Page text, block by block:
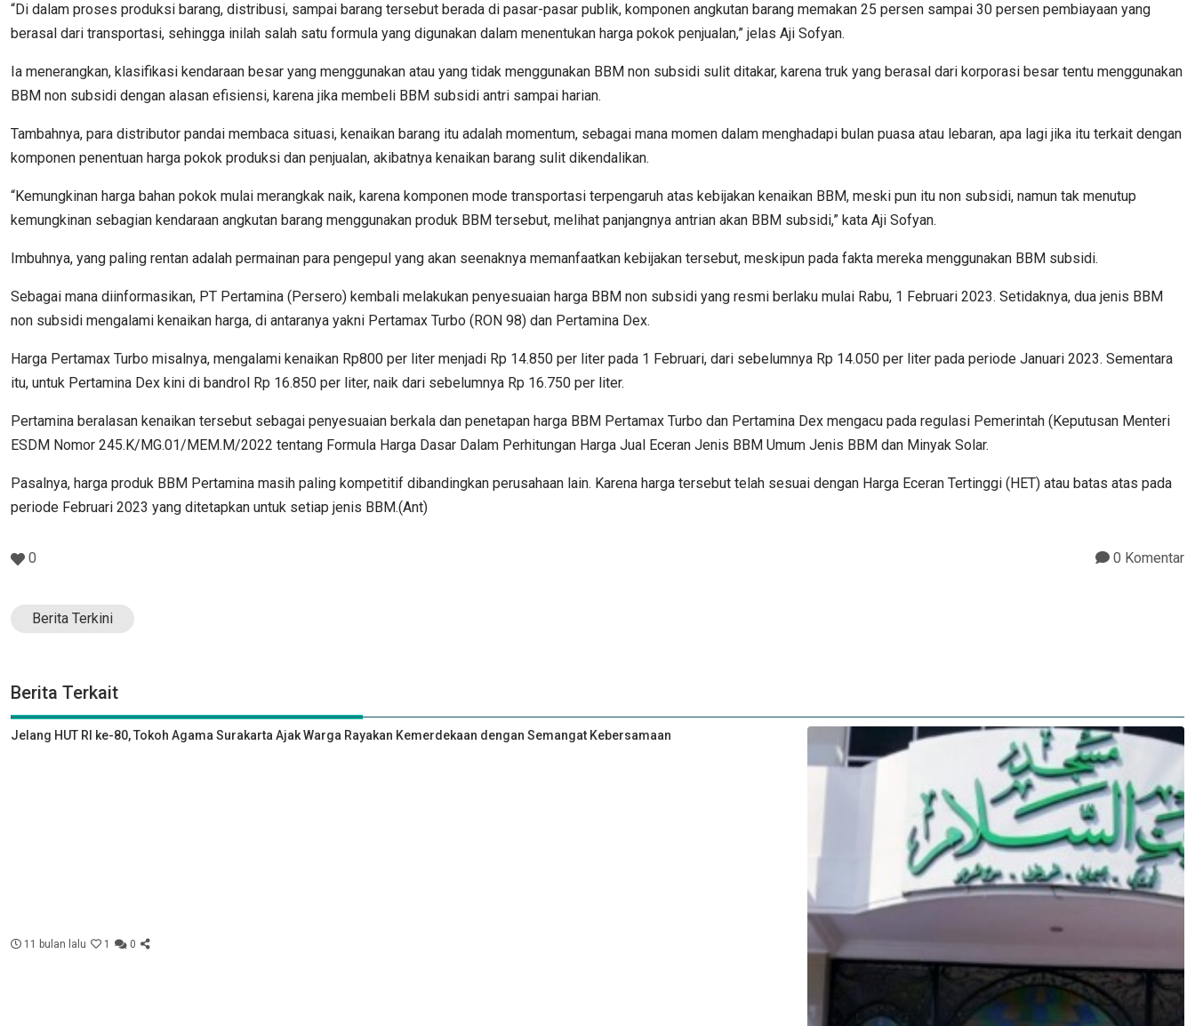
“Di dalam proses produksi barang, distribusi, sampai barang tersebut berada di pasar-pasar publik, komponen angkutan barang memakan 25 persen sampai 30 persen pembiayaan yang
berasal dari transportasi, sehingga inilah salah satu formula yang digunakan dalam menentukan harga pokok penjualan,” jelas Aji Sofyan.
Ia menerangkan, klasifikasi kendaraan besar yang menggunakan atau yang tidak menggunakan BBM non subsidi sulit ditakar, karena truk yang berasal dari korporasi besar tentu menggunakan
BBM non subsidi dengan alasan efisiensi, karena jika membeli BBM subsidi antri sampai harian.
Tambahnya, para distributor pandai membaca situasi, kenaikan barang itu adalah momentum, sebagai mana momen dalam menghadapi bulan puasa atau lebaran, apa lagi jika itu terkait dengan
komponen penentuan harga pokok produksi dan penjualan, akibatnya kenaikan barang sulit dikendalikan.
“Kemungkinan harga bahan pokok mulai merangkak naik, karena komponen mode transportasi terpengaruh atas kebijakan kenaikan BBM, meski pun itu non subsidi, namun tak menutup
kemungkinan sebagian kendaraan angkutan barang menggunakan produk BBM tersebut, melihat panjangnya antrian akan BBM subsidi,” kata Aji Sofyan.
Imbuhnya, yang paling rentan adalah permainan para pengepul yang akan seenaknya memanfaatkan kebijakan tersebut, meskipun pada fakta mereka menggunakan BBM subsidi.
Sebagai mana diinformasikan, PT Pertamina (Persero) kembali melakukan penyesuaian harga BBM non subsidi yang resmi berlaku mulai Rabu, 1 Februari 2023. Setidaknya, dua jenis BBM
non subsidi mengalami kenaikan harga, di antaranya yakni Pertamax Turbo (RON 98) dan Pertamina Dex.
Harga Pertamax Turbo misalnya, mengalami kenaikan Rp800 per liter menjadi Rp 14.850 per liter pada 1 Februari, dari sebelumnya Rp 14.050 per liter pada periode Januari 2023. Sementara
itu, untuk Pertamina Dex kini di bandrol Rp 16.850 per liter, naik dari sebelumnya Rp 16.750 per liter.
Pertamina beralasan kenaikan tersebut sebagai penyesuaian berkala dan penetapan harga BBM Pertamax Turbo dan Pertamina Dex mengacu pada regulasi Pemerintah (Keputusan Menteri
ESDM Nomor 245.K/MG.01/MEM.M/2022 tentang Formula Harga Dasar Dalam Perhitungan Harga Jual Eceran Jenis BBM Umum Jenis BBM dan Minyak Solar.
Pasalnya, harga produk BBM Pertamina masih paling kompetitif dibandingkan perusahaan lain. Karena harga tersebut telah sesuai dengan Harga Eceran Tertinggi (HET) atau batas atas pada
periode Februari 2023 yang ditetapkan untuk setiap jenis BBM.(Ant)
0 0 Komentar
Berita Terkini
Berita Terkait
Jelang HUT RI ke-80, Tokoh Agama Surakarta Ajak Warga Rayakan Kemerdekaan dengan Semangat Kebersamaan
11 bulan lalu 1 0